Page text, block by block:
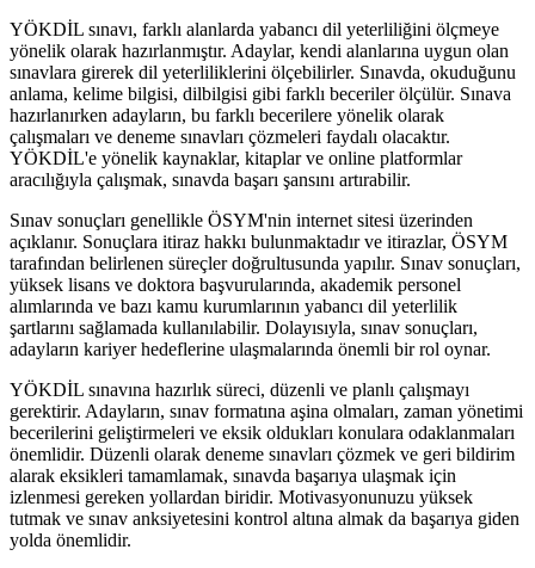
YÖKDİL sınavı, farklı alanlarda yabancı dil yeterliliğini ölçmeye
yönelik olarak hazırlanmıştır. Adaylar, kendi alanlarına uygun olan
sınavlara girerek dil yeterliliklerini ölçebilirler. Sınavda, okuduğunu
anlama, kelime bilgisi, dilbilgisi gibi farklı beceriler ölçülür. Sınava
hazırlanırken adayların, bu farklı becerilere yönelik olarak
çalışmaları ve deneme sınavları çözmeleri faydalı olacaktır.
YÖKDİL'e yönelik kaynaklar, kitaplar ve online platformlar
aracılığıyla çalışmak, sınavda başarı şansını artırabilir.
Sınav sonuçları genellikle ÖSYM'nin internet sitesi üzerinden
açıklanır. Sonuçlara itiraz hakkı bulunmaktadır ve itirazlar, ÖSYM
tarafından belirlenen süreçler doğrultusunda yapılır. Sınav sonuçları,
yüksek lisans ve doktora başvurularında, akademik personel
alımlarında ve bazı kamu kurumlarının yabancı dil yeterlilik
şartlarını sağlamada kullanılabilir. Dolayısıyla, sınav sonuçları,
adayların kariyer hedeflerine ulaşmalarında önemli bir rol oynar.
YÖKDİL sınavına hazırlık süreci, düzenli ve planlı çalışmayı
gerektirir. Adayların, sınav formatına aşina olmaları, zaman yönetimi
becerilerini geliştirmeleri ve eksik oldukları konulara odaklanmaları
önemlidir. Düzenli olarak deneme sınavları çözmek ve geri bildirim
alarak eksikleri tamamlamak, sınavda başarıya ulaşmak için
izlenmesi gereken yollardan biridir. Motivasyonunuzu yüksek
tutmak ve sınav anksiyetesini kontrol altına almak da başarıya giden
yolda önemlidir.